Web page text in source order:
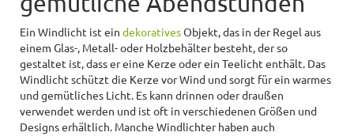
Ein Windlicht ist ein dekorativesObjekt, das in der Regel aus
einem Glas-, Metall- oder Holzbehälter besteht, der so
gestaltet ist, dass er eine Kerze oder ein Teelicht enthält. Das
Windlicht schützt die Kerze vor Wind und sorgt für ein warmes
und gemütliches Licht. Es kann drinnen oder draußen
verwendet werden und ist oft in verschiedenen Größen und
Designs erhältlich. Manche Windlichter haben auch